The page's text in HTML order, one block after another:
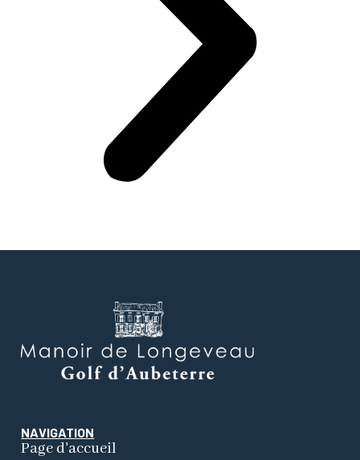
NAVIGATION
Page d'accueil